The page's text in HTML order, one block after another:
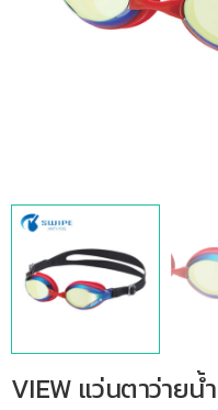
VIEW แว่นตาว่ายน้